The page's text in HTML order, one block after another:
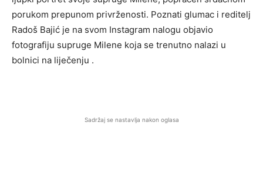
porukom prepunom privrženosti. Poznati glumac i reditelj
Radoš Bajić je na svom Instagram nalogu objavio
fotografiju supruge Milene koja se trenutno nalazi u
bolnici na liječenju .
Sadržaj se nastavlja nakon oglasa